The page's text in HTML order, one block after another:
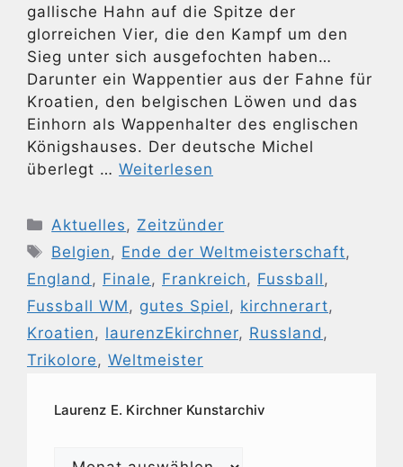
gallische Hahn auf die Spitze der
glorreichen Vier, die den Kampf um den
Sieg unter sich ausgefochten haben…
Darunter ein Wappentier aus der Fahne für
Kroatien, den belgischen Löwen und das
Einhorn als Wappenhalter des englischen
Königshauses. Der deutsche Michel
überlegt … Weiterlesen
Kategorien
Aktuelles , Zeitzünder
Schlagwörter
Belgien , Ende der Weltmeisterschaft,
England , Finale , Frankreich , Fussball ,
Fussball WM , gutes Spiel , kirchnerart,
Kroatien , laurenzEkirchner, Russland ,
Trikolore , Weltmeister
Laurenz E. Kirchner Kunstarchiv
Laurenz